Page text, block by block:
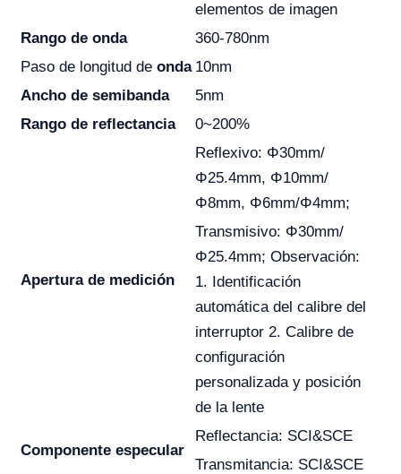
elementos de imagen
Rango de onda
360-780nm
Paso de longitud de onda 10nm
Ancho de semibanda
5nm
Rango de reflectancia
0~200%
Apertura de medición
Reflexivo: Φ30mm/
Φ25.4mm, Φ10mm/
Φ8mm, Φ6mm/Φ4mm;
Transmisivo: Φ30mm/
Φ25.4mm; Observación:
1. Identificación
automática del calibre del
interruptor 2. Calibre de
configuración
personalizada y posición
de la lente
Componente especular
Reflectancia: SCI&SCE
Transmitancia: SCI&SCE